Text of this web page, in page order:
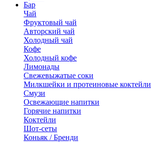
Бар
Чай
Фруктовый чай
Авторский чай
Холодный чай
Кофе
Холодный кофе
Лимонады
Свежевыжатые соки
Милкшейки и протеиновые коктейли
Смузи
Освежающие напитки
Горячие напитки
Коктейли
Шот-сеты
Коньяк / Бренди